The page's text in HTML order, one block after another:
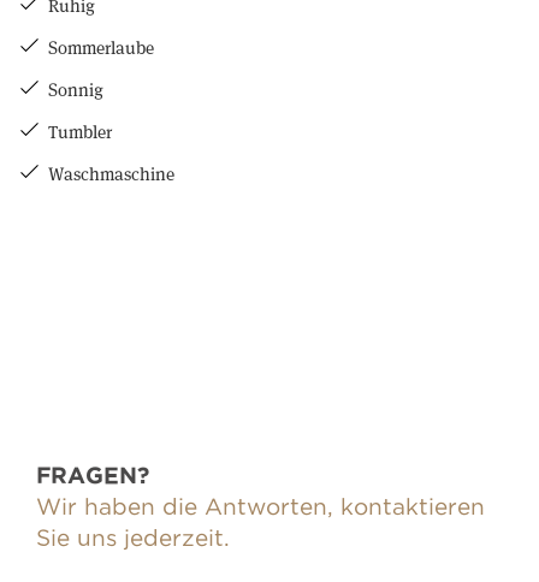
Ruhig
Sommerlaube
Sonnig
Tumbler
Waschmaschine
FRAGEN?
Wir haben die Antworten, kontaktieren
Sie uns jederzeit.